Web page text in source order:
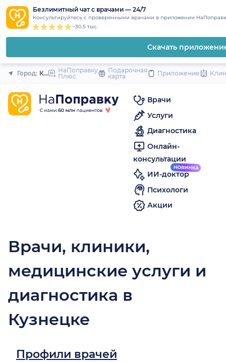
content
Безлимитный чат с врачами — 24/7
Консультируйтесь с проверенными врачами в приложении
~30.5 тыс.
Скачать
Закрыть
Город: КузнецкНаПоправку
Плюс
Подарочная
карта
Приложение
Врачи
Услуги
Диагностика
Онлайн-
консультации
ИИ-доктор
Психологи
Акции
Врачи, клиники,
медицинские услуги и
диагностика в
Кузнецке
Профили врачей